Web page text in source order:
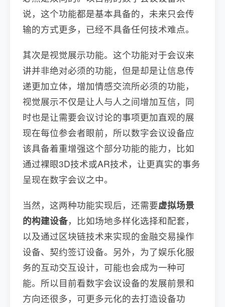
说，这个功能都是基本具备的，未来只会传
输的方式更多，已经不具备任何技术难点。
其次是视觉展示功能。这个功能对于会议来
讲并非绝对必须的功能，但是却是让信息传
递更加立体，增加情感交流所必须的功能，
视觉展示不仅是让人与人之间增加互信，同
时也是让需要会议讨论的事项更加直观的展
现在每位参会者眼前，所以数字会议设备应
该具备着重增强这个部分功能的能力，比如
通过裸眼3D技术或AR技术，让更真实的事务
呈现在数字会议之中。
当然，这两种功能实现后，还需要虚拟场景
的构建设备，比如场地多样化选择和配套，
以及通过区块链技术来实现的金融交易操作
设备、契约签订设备。另外，为了娱乐化服
务的互动交互设计，可能也会成为一种可
能。所以目前看数字会议设备的发展前景和
方向还很多，可更多元化的去打造设备功